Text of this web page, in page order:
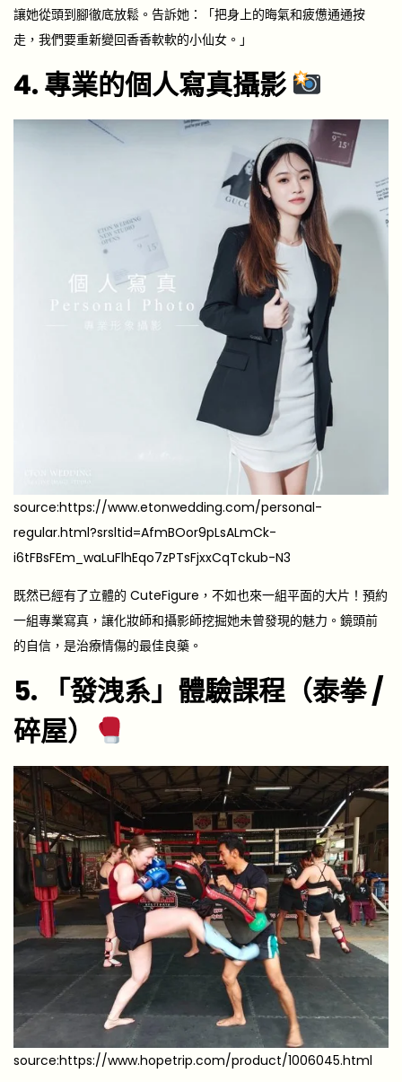
讓她從頭到腳徹底放鬆。告訴她：「把身上的晦氣和疲憊通通按
走，我們要重新變回香香軟軟的小仙女。」
4. 專業的個人寫真攝影
source:https://www.etonwedding.com/personal-
regular.html?srsltid=AfmBOor9pLsALmCk-
i6tFBsFEm_waLuFlhEqo7zPTsFjxxCqTckub-N3
既然已經有了立體的 CuteFigure，不如也來一組平面的大片！預約
一組專業寫真，讓化妝師和攝影師挖掘她未曾發現的魅力。鏡頭前
的自信，是治療情傷的最佳良藥。
5. 「發洩系」體驗課程（泰拳 /
碎屋）
source:https://www.hopetrip.com/product/1006045.html